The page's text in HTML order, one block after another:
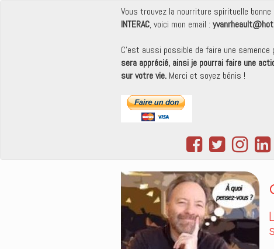
Vous trouvez la nourriture spirituelle
INTERAC, voici mon email :
C'est aussi possible de faire une semence
sera apprécié, ainsi je pourrai faire une
sur votre vie. Merci et soyez bénis !